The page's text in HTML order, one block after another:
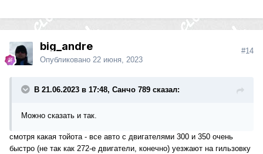
big_andre
Опубликовано 22 июня, 2023
#14
В 21.06.2023 в 17:48, Санчо 789 сказал:
Можно сказать и так.
смотря какая тойота - все авто с двигателями 300 и 350 очень
быстро (не так как 272-е двигатели, конечно) уезжают на гильзовку